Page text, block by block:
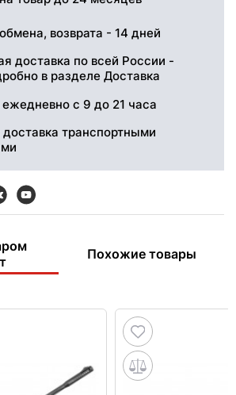
возврата - 14 дней
доставка по всей России -
в разделе Доставка
с 9 до 21 часа
транспортными
Похожие товары